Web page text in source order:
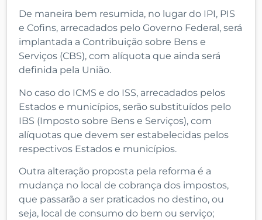
De maneira bem resumida, no lugar do IPI, PIS
e Cofins, arrecadados pelo Governo Federal, será
implantada a Contribuição sobre Bens e
Serviços (CBS), com alíquota que ainda será
definida pela União.
No caso do ICMS e do ISS, arrecadados pelos
Estados e municípios, serão substituídos pelo
IBS (Imposto sobre Bens e Serviços), com
alíquotas que devem ser estabelecidas pelos
respectivos Estados e municípios.
Outra alteração proposta pela reforma é a
mudança no local de cobrança dos impostos,
que passarão a ser praticados no destino, ou
seja, local de consumo do bem ou serviço;